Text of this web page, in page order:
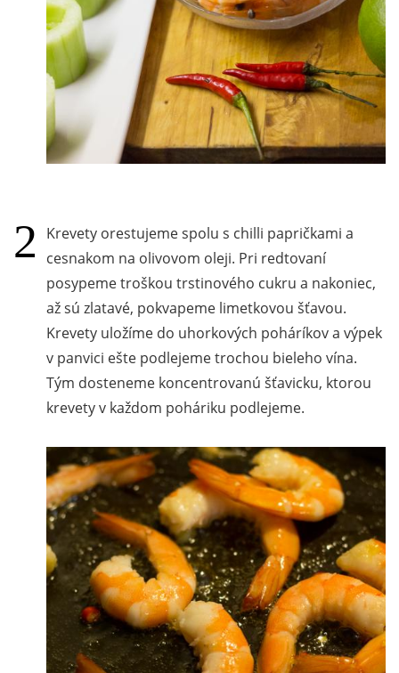
Krevety orestujeme spolu s chilli papričkami a
cesnakom na olivovom oleji. Pri redtovaní
posypeme troškou trstinového cukru a nakoniec,
až sú zlatavé, pokvapeme limetkovou šťavou.
Krevety uložíme do uhorkových poháríkov a výpek
v panvici ešte podlejeme trochou bieleho vína.
Tým dosteneme koncentrovanú šťavicku, ktorou
krevety v každom poháriku podlejeme.